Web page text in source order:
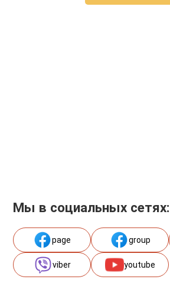
Мы в социальных сетях:
page group
viber youtube